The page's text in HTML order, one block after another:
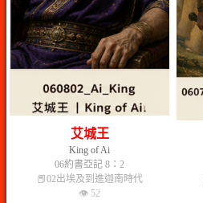
艾城王
King of Ai
06約書亞記 8：2
📕02出埃及到進迦南時代
👁 52